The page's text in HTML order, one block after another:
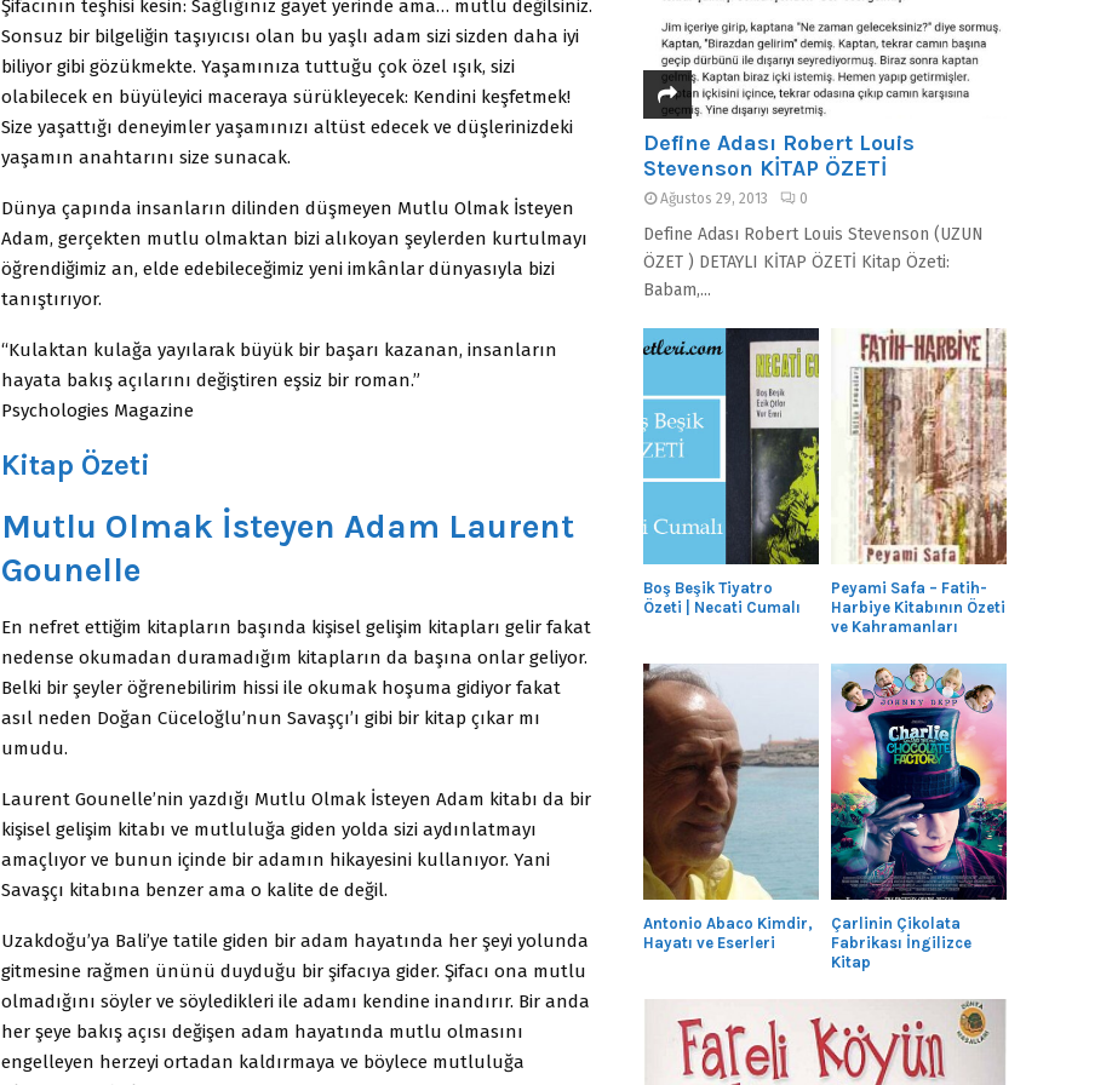
Şifacının teşhisi kesin: Sağlığınız gayet yerinde ama… mutlu değilsiniz.
Sonsuz bir bilgeliğin taşıyıcısı olan bu yaşlı adam sizi sizden daha iyi
biliyor gibi gözükmekte. Yaşamınıza tuttuğu çok özel ışık, sizi
olabilecek en büyüleyici maceraya sürükleyecek: Kendini keşfetmek!
Size yaşattığı deneyimler yaşamınızı altüst edecek ve düşlerinizdeki
yaşamın anahtarını size sunacak.
Dünya çapında insanların dilinden düşmeyen Mutlu Olmak İsteyen
Adam, gerçekten mutlu olmaktan bizi alıkoyan şeylerden kurtulmayı
öğrendiğimiz an, elde edebileceğimiz yeni imkânlar dünyasıyla bizi
tanıştırıyor.
“Kulaktan kulağa yayılarak büyük bir başarı kazanan, insanların
hayata bakış açılarını değiştiren eşsiz bir roman.”
Psychologies Magazine
Kitap Özeti
Mutlu Olmak İsteyen Adam Laurent
Gounelle
En nefret ettiğim kitapların başında kişisel gelişim kitapları gelir fakat
nedense okumadan duramadığım kitapların da başına onlar geliyor.
Belki bir şeyler öğrenebilirim hissi ile okumak hoşuma gidiyor fakat
asıl neden Doğan Cüceloğlu’nun Savaşçı’ı gibi bir kitap çıkar mı
umudu.
Laurent Gounelle’nin yazdığı Mutlu Olmak İsteyen Adam kitabı da bir
kişisel gelişim kitabı ve mutluluğa giden yolda sizi aydınlatmayı
amaçlıyor ve bunun içinde bir adamın hikayesini kullanıyor. Yani
Savaşçı kitabına benzer ama o kalite de değil.
Uzakdoğu’ya Bali’ye tatile giden bir adam hayatında her şeyi yolunda
gitmesine rağmen ününü duyduğu bir şifacıya gider. Şifacı ona mutlu
olmadığını söyler ve söyledikleri ile adamı kendine inandırır. Bir anda
her şeye bakış açısı değişen adam hayatında mutlu olmasını
engelleyen herzeyi ortadan kaldırmaya ve böylece mutluluğa
Define Adası Robert Louis
Stevenson KİTAP ÖZETİ
Ağustos 29, 2013 0
Define Adası Robert Louis Stevenson (UZUN
ÖZET ) DETAYLI KİTAP ÖZETİ Kitap Özeti:
Babam,...
Boş Beşik Tiyatro
Özeti | Necati Cumalı
Peyami Safa – Fatih-
Harbiye Kitabının Özeti
ve Kahramanları
Antonio Abaco Kimdir,
Hayatı ve Eserleri
Çarlinin Çikolata
Fabrikası İngilizce
Kitap